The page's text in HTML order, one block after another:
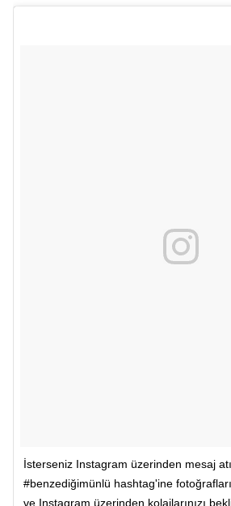
İsterseniz Instagram üzerinden mesaj
#benzediğimünlü hashtag'ine
ve Instagram üzerinden kolajlarınızı